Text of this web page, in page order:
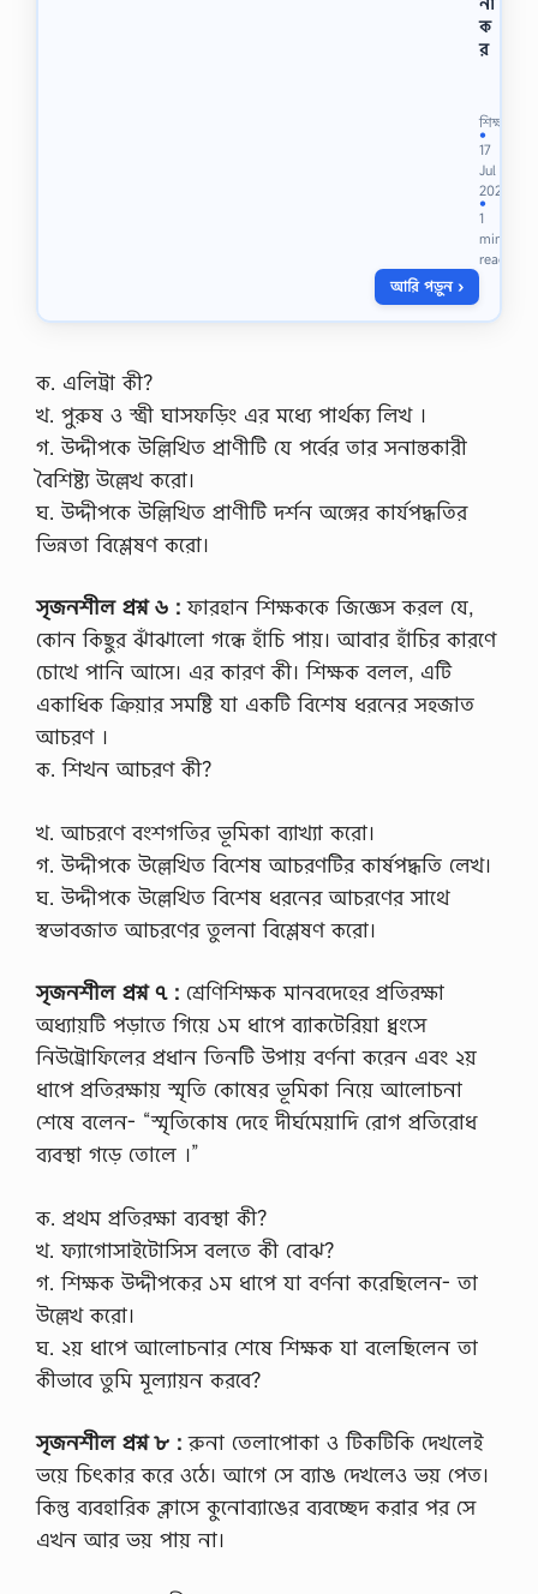
ক
র
উ
ই
লি
য়া
ম
বে
ন্টিং
কে
ল
সং
শিক্ষা
●
17
Jul
2023
●
1
min
read
আরি পড়ুন ›
ক. এলিট্রা কী?
খ. পুরুষ ও স্ত্রী ঘাসফড়িং এর মধ্যে পার্থক্য লিখ ।
গ. উদ্দীপকে উল্লিখিত প্রাণীটি যে পর্বের তার সনান্তকারী
বৈশিষ্ট্য উল্লেখ করো।
ঘ. উদ্দীপকে উল্লিখিত প্রাণীটি দর্শন অঙ্গের কার্যপদ্ধতির
ভিন্নতা বিশ্লেষণ করো।
সৃজনশীল প্রশ্ন ৬ : ফারহান শিক্ষককে জিজ্ঞেস করল যে,
কোন কিছুর ঝাঁঝালো গন্ধে হাঁচি পায়। আবার হাঁচির কারণে
চোখে পানি আসে। এর কারণ কী। শিক্ষক বলল, এটি
একাধিক ক্রিয়ার সমষ্টি যা একটি বিশেষ ধরনের সহজাত
আচরণ ।
ক. শিখন আচরণ কী?
খ. আচরণে বংশগতির ভূমিকা ব্যাখ্যা করো।
গ. উদ্দীপকে উল্লেখিত বিশেষ আচরণটির কার্ষপদ্ধতি লেখ।
ঘ. উদ্দীপকে উল্লেখিত বিশেষ ধরনের আচরণের সাথে
স্বভাবজাত আচরণের তুলনা বিশ্লেষণ করো।
সৃজনশীল প্রশ্ন ৭ : শ্রেণিশিক্ষক মানবদেহের প্রতিরক্ষা
অধ্যায়টি পড়াতে গিয়ে ১ম ধাপে ব্যাকটেরিয়া ধ্বংসে
নিউট্রোফিলের প্রধান তিনটি উপায় বর্ণনা করেন এবং ২য়
ধাপে প্রতিরক্ষায় স্মৃতি কোষের ভূমিকা নিয়ে আলোচনা
শেষে বলেন- “স্মৃতিকোষ দেহে দীর্ঘমেয়াদি রোগ প্রতিরোধ
ব্যবস্থা গড়ে তোলে ।”
ক. প্রথম প্রতিরক্ষা ব্যবস্থা কী?
খ. ফ্যাগোসাইটোসিস বলতে কী বোঝ?
গ. শিক্ষক উদ্দীপকের ১ম ধাপে যা বর্ণনা করেছিলেন- তা
উল্লেখ করো।
ঘ. ২য় ধাপে আলোচনার শেষে শিক্ষক যা বলেছিলেন তা
কীভাবে তুমি মূল্যায়ন করবে?
সৃজনশীল প্রশ্ন ৮ : রুনা তেলাপোকা ও টিকটিকি দেখলেই
ভয়ে চিৎকার করে ওঠে। আগে সে ব্যাঙ দেখলেও ভয় পেত।
কিন্তু ব্যবহারিক ক্লাসে কুনোব্যাঙের ব্যবচ্ছেদ করার পর সে
এখন আর ভয় পায় না।